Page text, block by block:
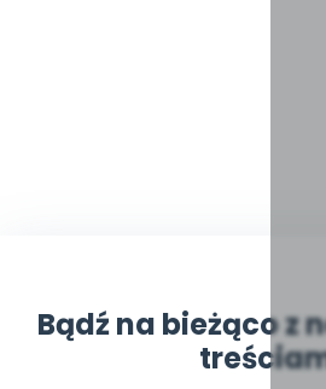
Bądź na bieżąco z